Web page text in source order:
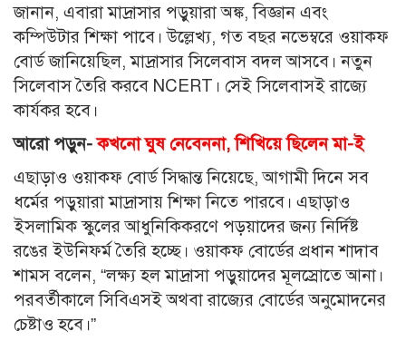
জানান, এবারা মাদ্রাসার পড়ুয়ারা অঙ্ক, বিজ্ঞান এবং
কম্পিউটার শিক্ষা পাবে। উল্লেখ্য, গত বছর নভেম্বরে ওয়াকফ
বোর্ড জানিয়েছিল, মাদ্রাসার সিলেবাস বদল আসবে। নতুন
সিলেবাস তৈরি করবে NCERT। সেই সিলেবাসই রাজ্যে
কার্যকর হবে।
আরো পড়ুন- কখনো ঘুষ নেবেননা, শিখিয়ে ছিলেন মা-ই
এছাড়াও ওয়াকফ বোর্ড সিদ্ধান্ত নিয়েছে, আগামী দিনে সব
ধর্মের পড়ুয়ারা মাদ্রাসায় শিক্ষা নিতে পারবে। এছাড়াও
ইসলামিক স্কুলের আধুনিকিকরণে পড়য়াদের জন্য নির্দিষ্ট
রঙের ইউনিফর্ম তৈরি হচ্ছে। ওয়াকফ বোর্ডের প্রধান শাদাব
শামস বলেন, “লক্ষ্য হল মাদ্রাসা পড়ুয়াদের মূলস্রোতে আনা।
পরবর্তীকালে সিবিএসই অথবা রাজ্যের বোর্ডের অনুমোদনের
চেষ্টাও হবে।”